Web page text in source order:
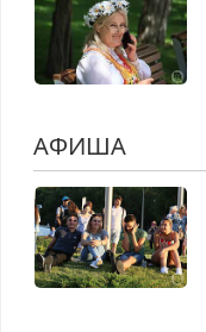
АФИША